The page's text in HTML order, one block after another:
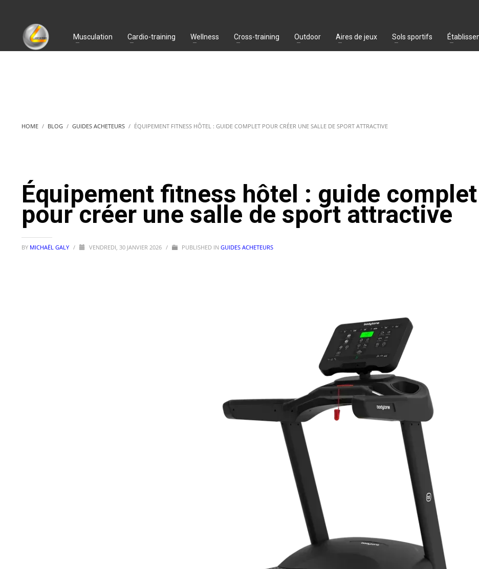
Musculation Cardio-training Wellness Cross-training Outdoor Aires de jeux Sols sportifs
HOME BLOG GUIDES ACHETEURS ÉQUIPEMENT FITNESS HÔTEL : GUIDE COMPLET POUR CRÉER UNE SALLE DE SPORT ATTRACTIVE
Équipement fitness hôtel : guide complet
pour créer une salle de sport attractive
BY MICHAËL GALY / VENDREDI, 30 JANVIER 2026 / PUBLISHED IN GUIDES ACHETEURS